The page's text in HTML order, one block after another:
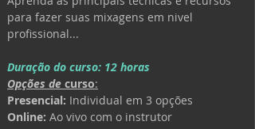
para fazer suas mixagens em nivel
profissional...
Duração do curso: 12 horas
Opções de curso:
Presencial: Individual em 3 opções
Online: Ao vivo com o instrutor